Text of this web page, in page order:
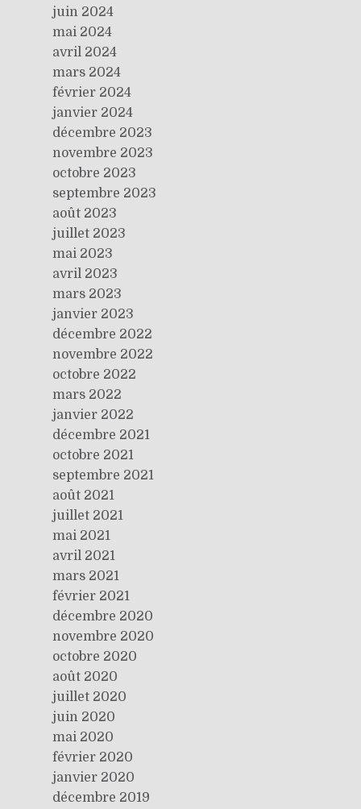
juin 2024
mai 2024
avril 2024
mars 2024
février 2024
janvier 2024
décembre 2023
novembre 2023
octobre 2023
septembre 2023
août 2023
juillet 2023
mai 2023
avril 2023
mars 2023
janvier 2023
décembre 2022
novembre 2022
octobre 2022
mars 2022
janvier 2022
décembre 2021
octobre 2021
septembre 2021
août 2021
juillet 2021
mai 2021
avril 2021
mars 2021
février 2021
décembre 2020
novembre 2020
octobre 2020
août 2020
juillet 2020
juin 2020
mai 2020
février 2020
janvier 2020
décembre 2019